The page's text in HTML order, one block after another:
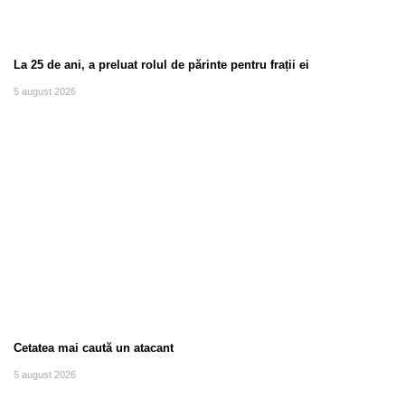
La 25 de ani, a preluat rolul de părinte pentru frații ei
5 august 2026
Cetatea mai caută un atacant
5 august 2026